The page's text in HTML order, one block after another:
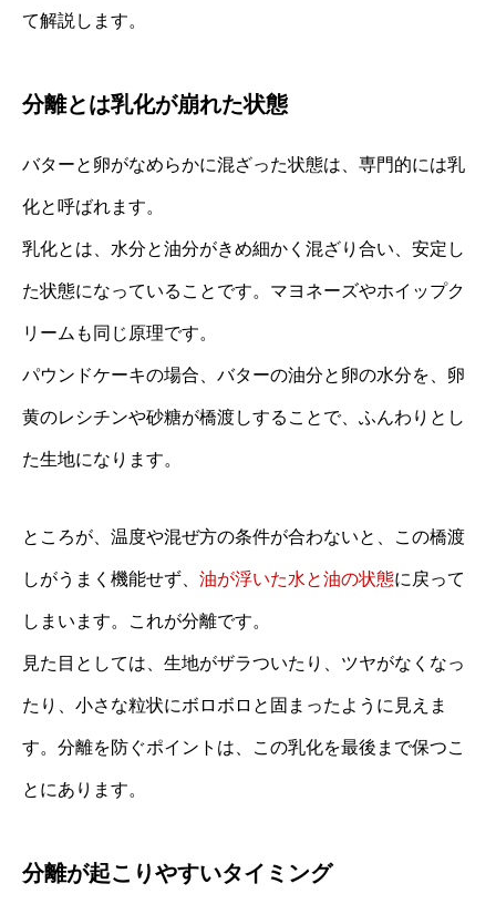
て解説します。
分離とは乳化が崩れた状態
バターと卵がなめらかに混ざった状態は、専門的には乳
化と呼ばれます。
乳化とは、水分と油分がきめ細かく混ざり合い、安定し
た状態になっていることです。マヨネーズやホイップク
リームも同じ原理です。
パウンドケーキの場合、バターの油分と卵の水分を、卵
黄のレシチンや砂糖が橋渡しすることで、ふんわりとし
た生地になります。
ところが、温度や混ぜ方の条件が合わないと、この橋渡
しがうまく機能せず、 油が浮いた水と油の状態に戻って
しまいます。これが分離です。
見た目としては、生地がザラついたり、ツヤがなくなっ
たり、小さな粒状にボロボロと固まったように見えま
す。分離を防ぐポイントは、この乳化を最後まで保つこ
とにあります。
分離が起こりやすいタイミング